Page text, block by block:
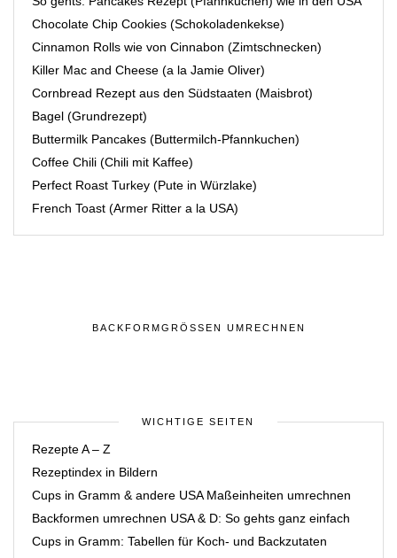
Chocolate Chip Cookies (Schokoladenkekse)
Cinnamon Rolls wie von Cinnabon (Zimtschnecken)
Killer Mac and Cheese (a la Jamie Oliver)
Cornbread Rezept aus den Südstaaten (Maisbrot)
Bagel (Grundrezept)
Buttermilk Pancakes (Buttermilch-Pfannkuchen)
Coffee Chili (Chili mit Kaffee)
Perfect Roast Turkey (Pute in Würzlake)
French Toast (Armer Ritter a la USA)
BACKFORMGRÖSSEN UMRECHNEN
WICHTIGE SEITEN
Rezepte A – Z
Rezeptindex in Bildern
Cups in Gramm & andere USA Maßeinheiten umrechnen
Backformen umrechnen USA & D: So gehts ganz einfach
Cups in Gramm: Tabellen für Koch- und Backzutaten